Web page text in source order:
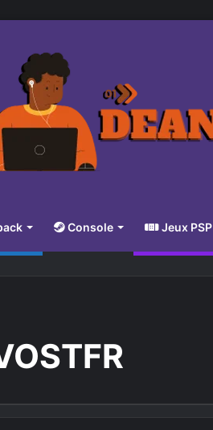
Console Jeux PSP